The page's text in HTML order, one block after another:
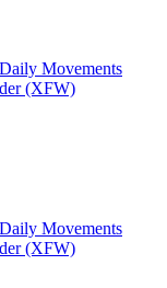
Daily Movements
(XFW)
Daily Movements
(XFW)